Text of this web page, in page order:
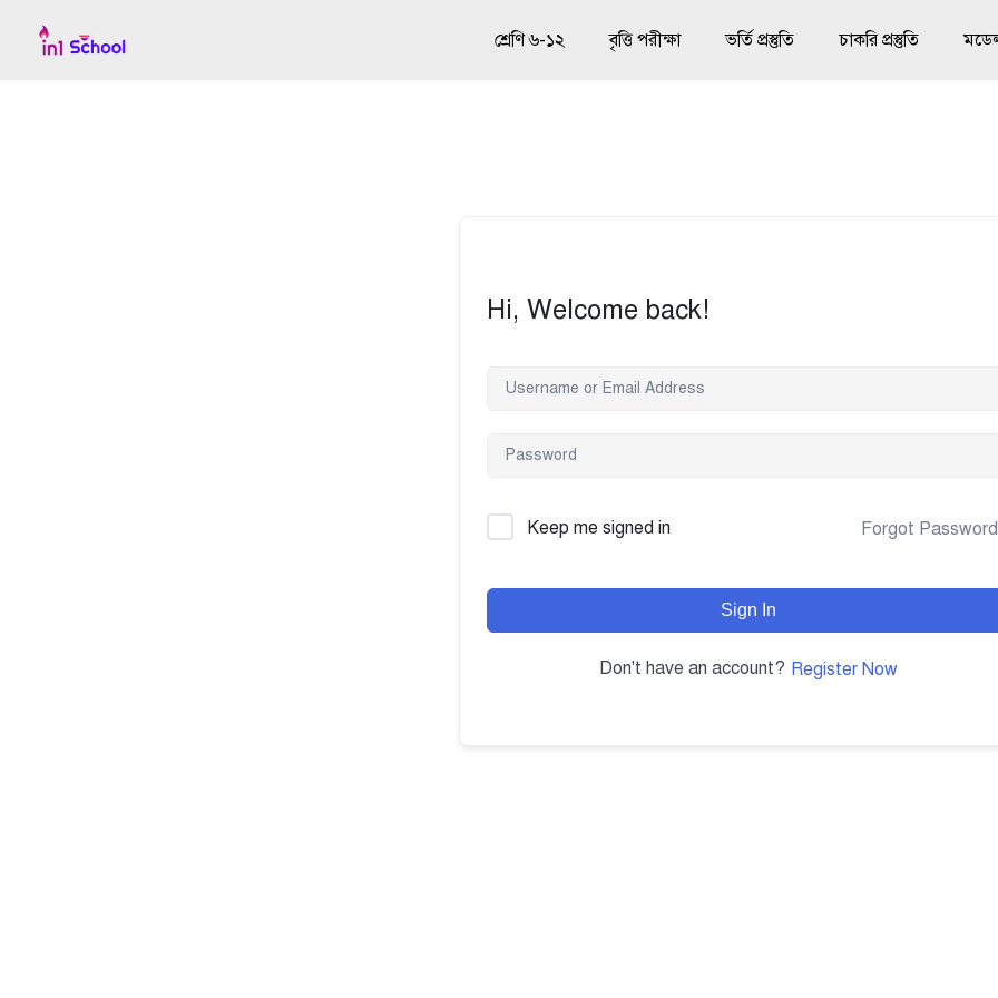
শ্রেণি ৬-১২ বৃত্তি পরীক্ষা ভর্তি প্রস্তুতি চাকরি প্রস্তুতি
Hi, Welcome back!
Keep me signed in Forgot
Sign In
Don't have an account? Register Now